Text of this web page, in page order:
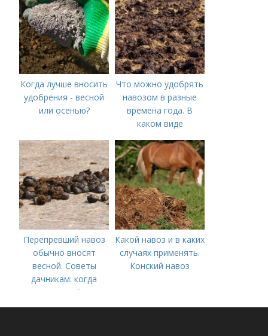
Когда лучше вносить
удобрения - весной
или осенью?
Что можно удобрять
навозом в разные
времена года. В
каком виде
Перепревший навоз
обычно вносят
весной. Советы
дачникам: когда
вносить удобрение
— весной или осенью
Какой навоз и в каких
случаях применять.
Конский навоз